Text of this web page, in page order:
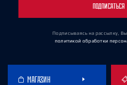
ПОДПИСАТЬСЯ
Подписываясь на рассылку,
политикой обработки
МАГАЗИН